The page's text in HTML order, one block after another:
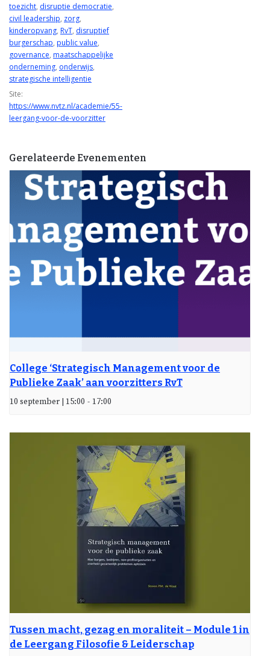
toezicht, disruptie democratie,
civil leadership, zorg,
kinderopvang, RvT, disruptief
burgerschap, public value,
governance, maatschappelijke
onderneming, onderwijs,
strategische intelligentie
Site:
https://www.nvtz.nl/academie/55-
leergang-voor-de-voorzitter
Gerelateerde Evenementen
College ‘Strategisch Management voor de
Publieke Zaak’ aan voorzitters RvT
10 september | 15:00 - 17:00
Tussen macht, gezag en moraliteit – Module 1 in
de Leergang Filosofie & Leiderschap